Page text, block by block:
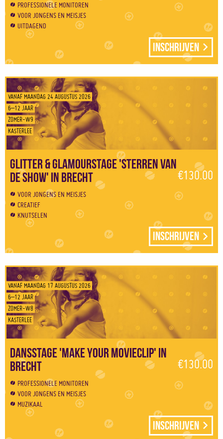
PROFESSIONELE MONITOREN
VOOR JONGENS EN MEISJES
UITDAGEND
Inschrijven
VANAF MAANDAG 24 AUGUSTUS 2026
6–12 JAAR
ZOMER-W9
KASTERLEE
Glitter & Glamourstage 'Sterren van
de show' in Brecht
€130.00
VOOR JONGENS EN MEISJES
CREATIEF
KNUTSELEN
Inschrijven
VANAF MAANDAG 17 AUGUSTUS 2026
6–12 JAAR
ZOMER-W8
KASTERLEE
Dansstage 'Make your movieclip' in
Brecht
€130.00
PROFESSIONELE MONITOREN
VOOR JONGENS EN MEISJES
MUZIKAAL
Inschrijven